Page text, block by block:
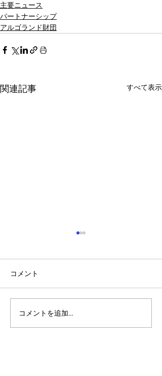
主要ニュース
パートナーシップ
アルゴランド財団
関連記事 すべて表示
アルゴランドのポスト量
子暗号（PQC）ロードマ
コメント
コメントを追加…